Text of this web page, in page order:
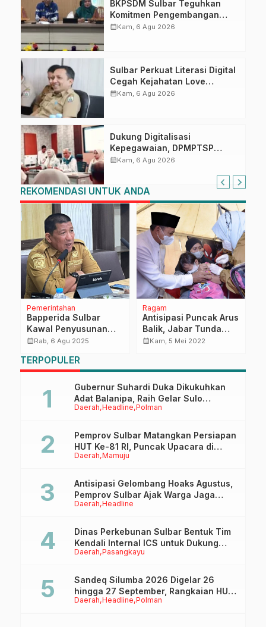
BKPSDM Sulbar Teguhkan
Komitmen Pengembangan
Kompetensi ASN melalui
calendar_monthKam, 6 Agu 2026
Sulbar Perkuat Literasi Digital
Cegah Kejahatan Love
Scamming
calendar_monthKam, 6 Agu 2026
Dukung Digitalisasi
Kepegawaian, DPMPTSP
Sulbar Siap Terapkan Aplikasi
calendar_monthKam, 6 Agu 2026
REKOMENDASI UNTUK ANDA
Pemerintahan
Bapperida Sulbar
Kawal Penyusunan
RKPD Perubahan
calendar_monthRab, 6 Agu 2025
Ragam
Antisipasi Puncak Arus
Balik, Jabar Tunda
Jadwal Masuk
calendar_monthKam, 5 Mei 2022
TERPOPULER
Daerah Headline Polman
Gubernur Suhardi Duka Dikukuhkan
Adat Balanipa, Raih Gelar Sulo
Tappidena
Daerah Mamuju
Pemprov Sulbar Matangkan Persiapan
HUT Ke-81 RI, Puncak Upacara di
Lapangan Ahmad Kirang
Daerah Headline
Antisipasi Gelombang Hoaks Agustus,
Pemprov Sulbar Ajak Warga Jaga
Ruang Digital
Daerah Pasangkayu
Dinas Perkebunan Sulbar Bentuk Tim
Kendali Internal ICS untuk Dukung
Sertifikasi ISPO Pekebun di
Daerah Headline Polman
Sandeq Silumba 2026 Digelar 26
hingga 27 September, Rangkaian HUT
Sulbar